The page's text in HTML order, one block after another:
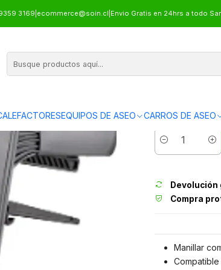
EQUIPOS DE ASEO CARROS DE ASEO
3169 ecommerce@soin.cl Envio Gratis en 24hrs a todo
MANILLAR COMPLETO 17"
Cantidad
Devolución
Compra
Manillar